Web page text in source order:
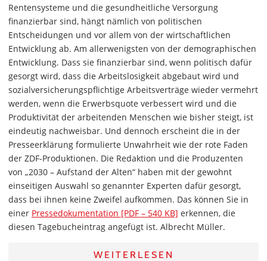
Rentensysteme und die gesundheitliche Versorgung
finanzierbar sind, hängt nämlich von politischen
Entscheidungen und vor allem von der wirtschaftlichen
Entwicklung ab. Am allerwenigsten von der demographischen
Entwicklung. Dass sie finanzierbar sind, wenn politisch dafür
gesorgt wird, dass die Arbeitslosigkeit abgebaut wird und
sozialversicherungspflichtige Arbeitsverträge wieder vermehrt
werden, wenn die Erwerbsquote verbessert wird und die
Produktivität der arbeitenden Menschen wie bisher steigt, ist
eindeutig nachweisbar. Und dennoch erscheint die in der
Presseerklärung formulierte Unwahrheit wie der rote Faden
der ZDF-Produktionen. Die Redaktion und die Produzenten
von „2030 – Aufstand der Alten“ haben mit der gewohnt
einseitigen Auswahl so genannter Experten dafür gesorgt,
dass bei ihnen keine Zweifel aufkommen. Das können Sie in
einer Pressedokumentation [PDF – 540 KB] erkennen, die
diesen Tagebucheintrag angefügt ist. Albrecht Müller.
WEITERLESEN